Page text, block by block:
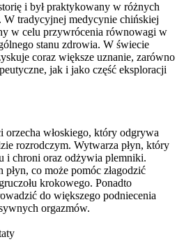
i był praktykowany w różnych
tradycyjnej medycynie chińskiej
w celu przywrócenia równowagi w
stanu zdrowia. W świecie
coraz większe uznanie, zarówno
jak i jako część eksploracji
orzecha włoskiego, który odgrywa
rozrodczym. Wytwarza płyn, który
i chroni oraz odżywia plemniki.
co może pomóc złagodzić
krokowego. Ponadto
do większego podniecenia
orgazmów.